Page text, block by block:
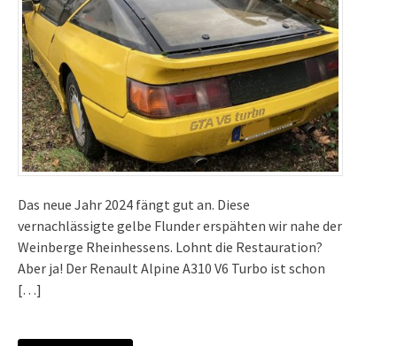
Das neue Jahr 2024 fängt gut an. Diese
vernachlässigte gelbe Flunder erspähten wir nahe der
Weinberge Rheinhessens. Lohnt die Restauration?
Aber ja! Der Renault Alpine A310 V6 Turbo ist schon
[…]